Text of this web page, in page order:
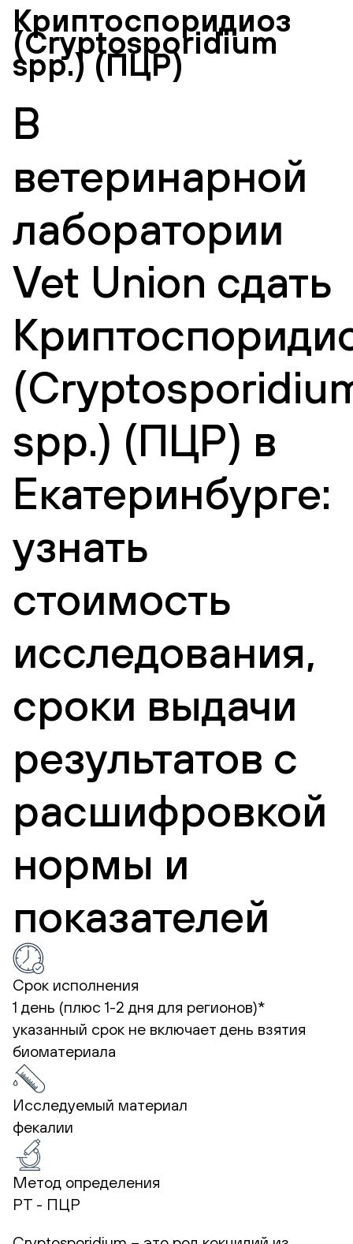
Криптоспоридиоз
(Cryptosporidium
spp.) (ПЦР)
В
ветеринарной
лаборатории
Vet Union сдать
spp.) (ПЦР) в
Екатеринбурге:
узнать
стоимость
исследования,
сроки выдачи
результатов с
расшифровкой
нормы и
показателей
Срок исполнения
1 день (плюс 1-2 дня для регионов)*
указанный срок не включает день взятия
биоматериала
Исследуемый материал
фекалии
Метод определения
РТ - ПЦР